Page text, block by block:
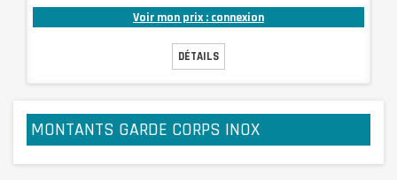
Voir mon prix : connexion
DÉTAILS
MONTANTS GARDE CORPS INOX